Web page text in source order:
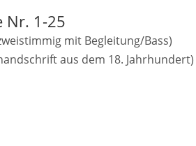
Nr. 1-25
mit Begleitung/Bass)
aus dem 18. Jahrhundert)